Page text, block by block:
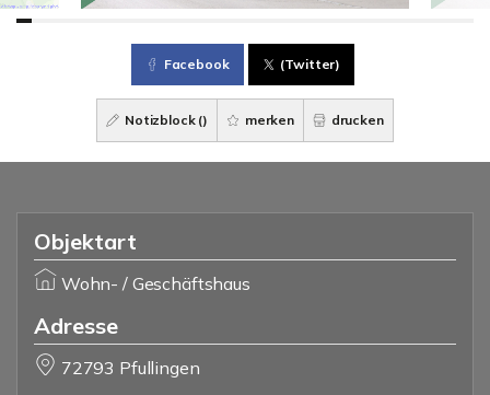
Facebook (Twitter)
Notizblock () merken drucken
Objektart
Wohn- / Geschäftshaus
Adresse
72793 Pfullingen